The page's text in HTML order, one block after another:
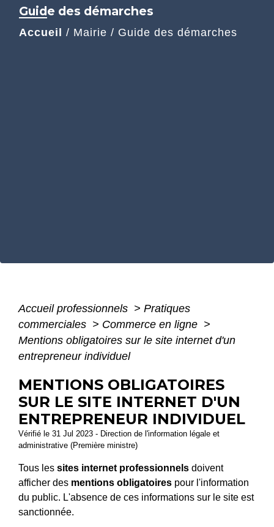
Guide des démarches
Accueil / Mairie / Guide des démarches
Accueil professionnels > Pratiques
commerciales > Commerce en ligne >
Mentions obligatoires sur le site internet d'un
entrepreneur individuel
MENTIONS OBLIGATOIRES
SUR LE SITE INTERNET D'UN
ENTREPRENEUR INDIVIDUEL
Vérifié le 31 Jul 2023 - Direction de l'information légale et
administrative (Première ministre)
Tous les sites internet professionnels doivent
afficher des mentions obligatoires pour l'information
du public. L'absence de ces informations sur le site est
sanctionnée.